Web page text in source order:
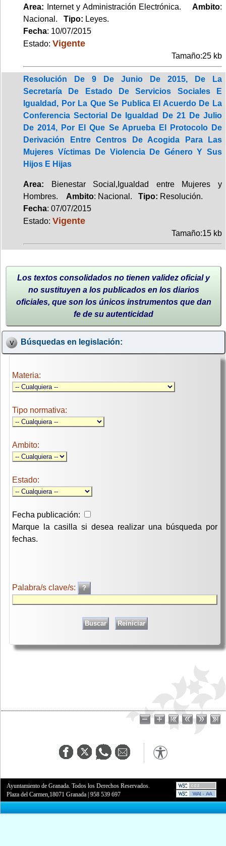
Area: Internet y Administración Electrónica. Ambito:
Nacional. Tipo: Leyes.
Fecha: 10/07/2015
Estado: Vigente
Tamaño:25 kb
Resolución De 9 De Junio De 2015, De La
Secretaría De Estado De Servicios Sociales E
Igualdad, Por La Que Se Publica El Acuerdo De La
Conferencia Sectorial De Igualdad De 21 De Julio
De 2014, Por El Que Se Aprueba El Protocolo De
Derivación Entre Centros De Acogida Para Las
Mujeres Víctimas De Violencia De Género Y Sus
Hijos E Hijas
Area: Bienestar Social,Igualdad entre Mujeres y
Hombres. Ambito: Nacional. Tipo: Resolución.
Fecha: 07/07/2015
Estado: Vigente
Tamaño:15 kb
Los textos consolidados no tienen validez oficial y
no sustituyen a los publicados en los diarios
oficiales, que son los únicos instrumentos que dan
fe de su autenticidad
Búsquedas en legislación:
Materia:
Tipo normativa:
Ambito:
Estado:
Fecha publicación:
Marque la casilla si desea realizar una búsqueda por
fechas.
Palabra/s clave/s:
Ayuntamiento de Granada. Todos los Derechos Reservados.
Plaza del Carmen,18071 Granada |958 539 697